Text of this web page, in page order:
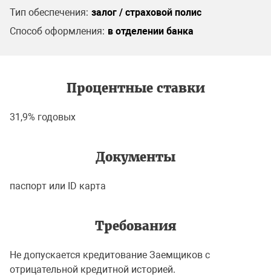
Тип обеспечения: залог / страховой полис
Способ оформления: в отделении банка
Процентные ставки
31,9% годовых
Документы
паспорт или ID карта
Требования
Не допускается кредитование Заемщиков с
отрицательной кредитной историей.